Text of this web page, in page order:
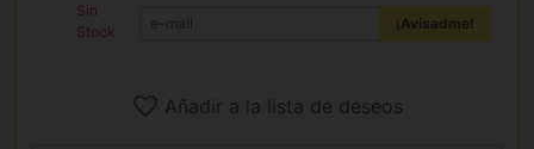
Sin
Stock
¡Avisadme!
Añadir a la lista de deseos